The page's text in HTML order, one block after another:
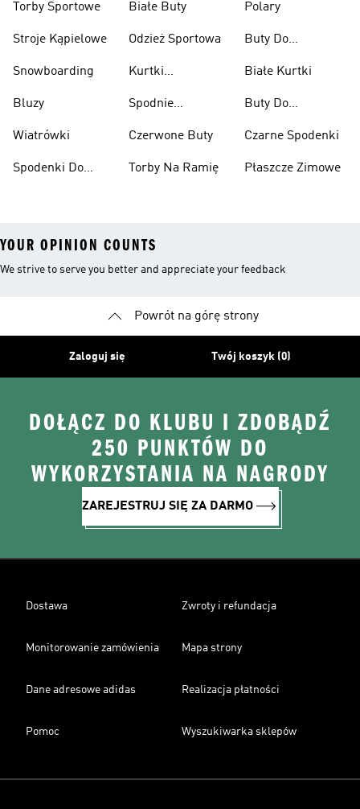
Torby Sportowe
Stroje Kąpielowe
Snowboarding
Bluzy
Wiatrówki
Spodenki Do
Białe Buty
Odzież Sportowa
Kurtki
Spodnie
Czerwone Buty
Torby Na Ramię
Polary
Buty Do
Ciężarów
Białe Kurtki
Buty Do
Czarne Spodenki
Płaszcze Zimowe
YOUR OPINION COUNTS
We strive to serve you better and appreciate your feedback
Powrót na górę strony
Zaloguj się Twój koszyk (0)
DOŁĄCZ DO KLUBU I ZDOBĄDŹ
250 PUNKTÓW DO
WYKORZYSTANIA NA NAGRODY
ZAREJESTRUJ SIĘ ZA DARMO
Dostawa Zwroty i refundacja
Monitorowanie zamówienia Mapa strony
Dane adresowe adidas Realizacja płatności
Pomoc Wyszukiwarka sklepów